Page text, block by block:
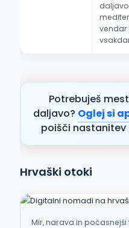
vendar
Potrebuješ
daljavo? Oglej si
poišči nastanitev
Hrvaški otoki
Mir, narava in